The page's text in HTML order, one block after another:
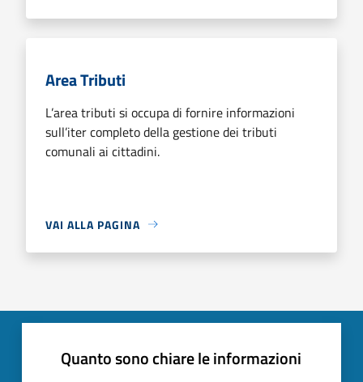
Area Tributi
L’area tributi si occupa di fornire informazioni
sull’iter completo della gestione dei tributi
comunali ai cittadini.
VAI ALLA PAGINA
Quanto sono chiare le informazioni